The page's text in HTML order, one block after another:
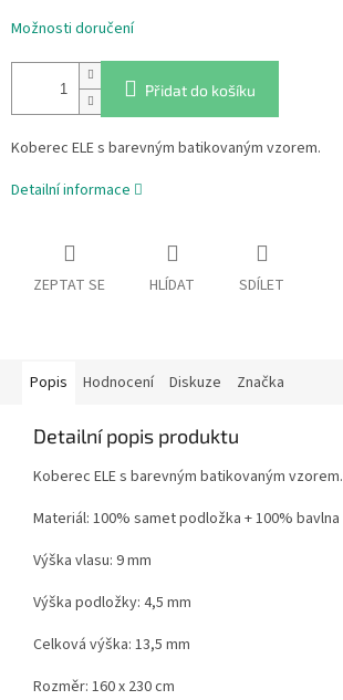
Možnosti doručení
Přidat do košíku
Koberec ELE s barevným batikovaným vzorem.
Detailní informace
ZEPTAT SE HLÍDAT SDÍLET
Popis Hodnocení Diskuze Značka
Detailní popis produktu
Koberec ELE s barevným batikovaným vzorem.
Materiál: 100% samet podložka + 100% bavlna
Výška vlasu: 9 mm
Výška podložky: 4,5 mm
Celková výška: 13,5 mm
Rozměr: 160 x 230 cm